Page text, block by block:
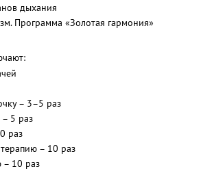
дыхания
Программа «Золотая гармония»
– 3–5 раз
5 раз
раз
– 10 раз
– 10 раз